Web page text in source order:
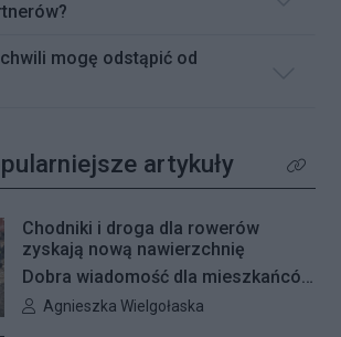
mogę odstąpić od
artykuły Kliknij
Chodniki i droga dla rowerów
zyskają nową nawierzchnię
Dobra wiadomość dla mieszkańców
Woli i Żoliborza. Zarząd Dróg
Autor artykułu:
Agnieszka Wielgołaska